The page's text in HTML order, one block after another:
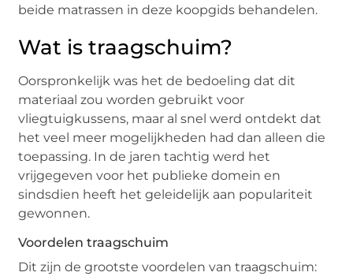
beide matrassen in deze koopgids behandelen.
Wat is traagschuim?
Oorspronkelijk was het de bedoeling dat dit
materiaal zou worden gebruikt voor
vliegtuigkussens, maar al snel werd ontdekt dat
het veel meer mogelijkheden had dan alleen die
toepassing. In de jaren tachtig werd het
vrijgegeven voor het publieke domein en
sindsdien heeft het geleidelijk aan populariteit
gewonnen.
Voordelen traagschuim
Dit zijn de grootste voordelen van traagschuim: